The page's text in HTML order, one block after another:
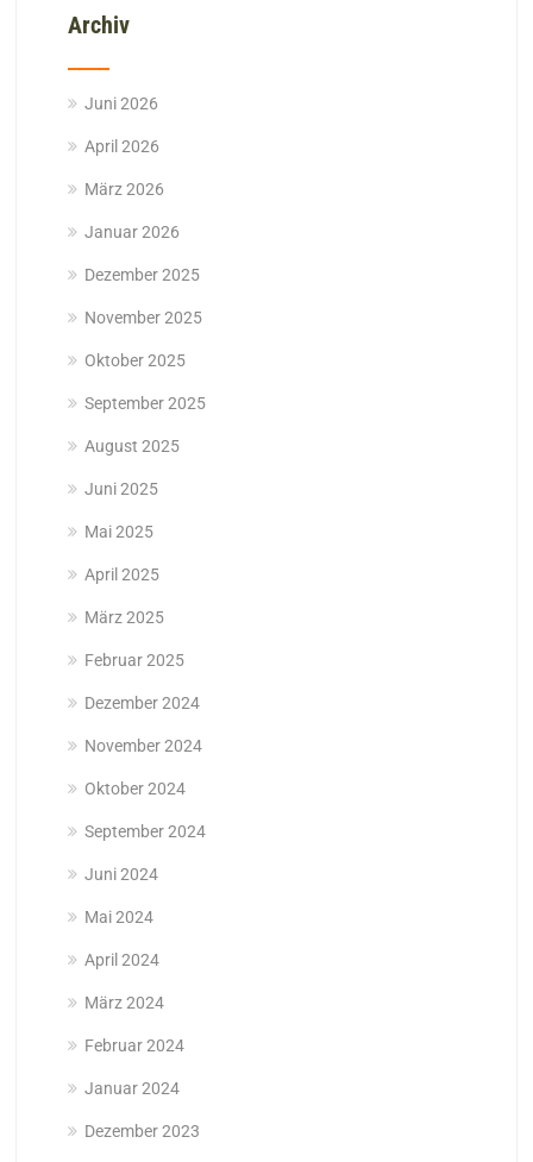
Archiv
Juni 2026
April 2026
März 2026
Januar 2026
Dezember 2025
November 2025
Oktober 2025
September 2025
August 2025
Juni 2025
Mai 2025
April 2025
März 2025
Februar 2025
Dezember 2024
November 2024
Oktober 2024
September 2024
Juni 2024
Mai 2024
April 2024
März 2024
Februar 2024
Januar 2024
Dezember 2023